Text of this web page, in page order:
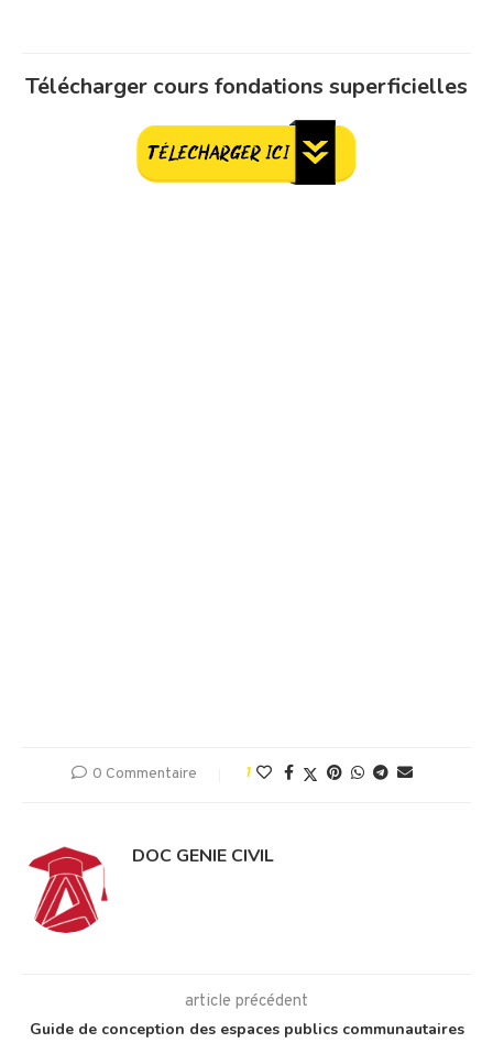
Télécharger cours fondations superficielles
0 Commentaire 1
DOC GENIE CIVIL
article précédent
Guide de conception des espaces publics communautaires